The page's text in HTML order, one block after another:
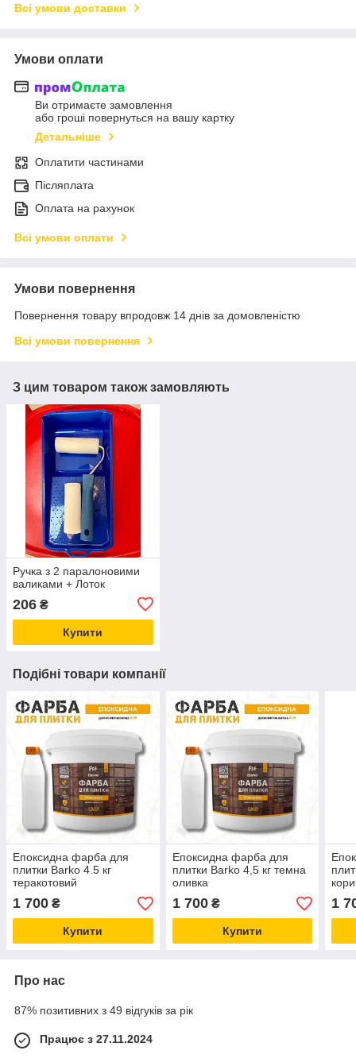
Всі умови доставки
Умови оплати
Ви отримаєте замовлення
або гроші повернуться на вашу картку
Детальніше
Оплатити частинами
Післяплата
Оплата на рахунок
Всі умови оплати
Умови повернення
Повернення товару впродовж 14 днів за домовленістю
Всі умови повернення
З цим товаром також замовляють
Ручка з 2 паралоновими
валиками + Лоток
206 ₴
Купити
Подібні товари компанії
Епоксидна фарба для
плитки Barko 4.5 кг
теракотовий
1 700 ₴
Купити
Епоксидна фарба для
плитки Barko 4,5 кг темна
оливка
1 700₴
Купити
1
Про нас
87% позитивних з 49 відгуків за рік
Працює з 27.11.2024